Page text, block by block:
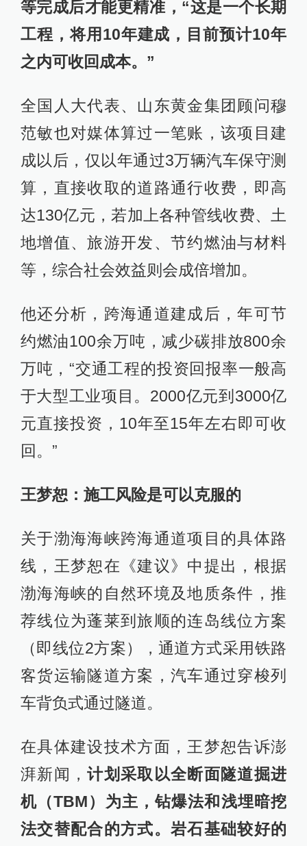
等完成后才能更精准，“这是一个长期
工程，将用10年建成，目前预计10年
之内可收回成本。”
全国人大代表、山东黄金集团顾问穆
范敏也对媒体算过一笔账，该项目建
成以后，仅以年通过3万辆汽车保守测
算，直接收取的道路通行收费，即高
达130亿元，若加上各种管线收费、土
地增值、旅游开发、节约燃油与材料
等，综合社会效益则会成倍增加。
他还分析，跨海通道建成后，年可节
约燃油100余万吨，减少碳排放800余
万吨，“交通工程的投资回报率一般高
于大型工业项目。2000亿元到3000亿
元直接投资，10年至15年左右即可收
回。”
王梦恕：施工风险是可以克服的
关于渤海海峡跨海通道项目的具体路
线，王梦恕在《建议》中提出，根据
渤海海峡的自然环境及地质条件，推
荐线位为蓬莱到旅顺的连岛线位方案
（即线位2方案），通道方式采用铁路
客货运输隧道方案，汽车通过穿梭列
车背负式通过隧道。
在具体建设技术方面，王梦恕告诉澎
湃新闻，计划采取以全断面隧道掘进
机（TBM）为主，钻爆法和浅埋暗挖
法交替配合的方式。岩石基础较好的